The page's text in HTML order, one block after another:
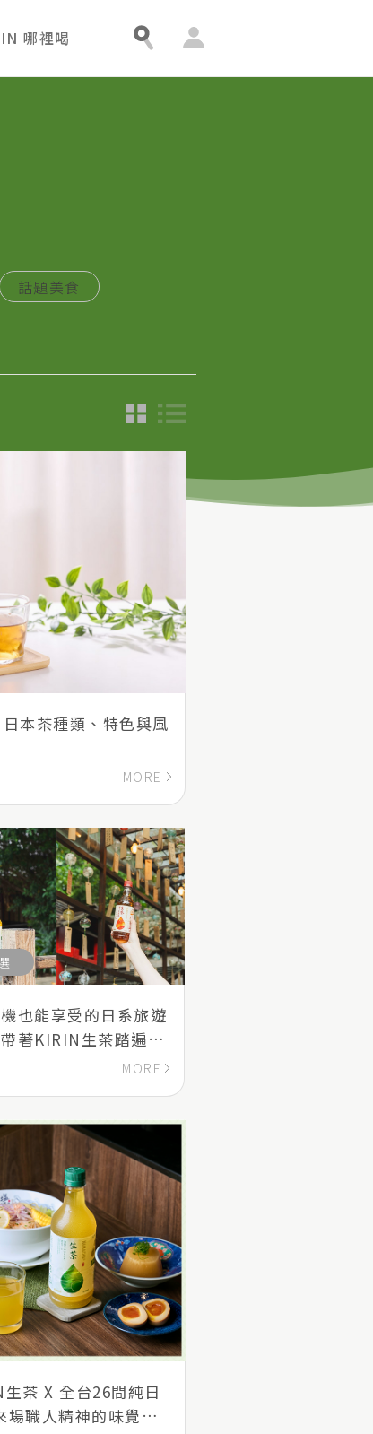
員
心
哪裡喝
話題美食
本茶種類、特色與風
MORE
也能享受的日系旅遊
著KIRIN生茶踏遍當
MORE
茶 X 全台26間純日
場職人精神的味覺饗